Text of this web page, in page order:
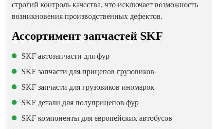
строгий контроль качества, что исключает возможность
возникновения производственных дефектов.
Ассортимент запчастей SKF
SKF автозапчасти для фур
SKF запчасти для прицепов грузовиков
SKF запчасти для грузовиков иномарок
SKF детали для полуприцепов фур
SKF компоненты для европейских автобусов